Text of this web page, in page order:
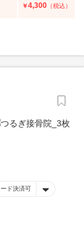
￥4,300 （税込）
ド決済可